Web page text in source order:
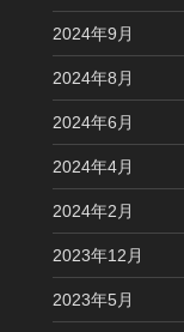
2024年9月
2024年8月
2024年6月
2024年4月
2024年2月
2023年12月
2023年5月